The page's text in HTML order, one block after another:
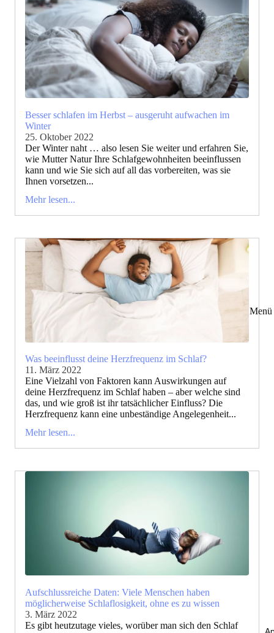
Menü
Besser schlafen im Herbst – ausgeruht aufwachen im
Winter
25. Oktober 2022
Der Winter naht … also lesen Sie weiter und erfahren Sie,
wie Mutter Natur Ihre Schlafgewohnheiten beeinflussen
kann und wie Sie sich auf all das vorbereiten, was sie
Ihnen vorsetzen...
Mehr lesen...
Was beeinflusst deine Herzfrequenz im Schlaf?
11. März 2022
Eine Vielzahl von Faktoren kann Auswirkungen auf
deine Herzfrequenz im Schlaf haben – aber welche sind
das, und wie groß ist ihr tatsächlicher Einfluss? Die
Herzfrequenz kann eine unbeständige Angelegenheit...
Mehr lesen...
Aufschlussreiche Daten: Viele Menschen haben
möglicherweise Schlaflosigkeit, ohne es zu wissen
3. März 2022
Es gibt heutzutage vieles, worüber man sich den Schlaf